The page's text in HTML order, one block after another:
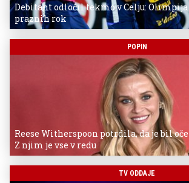
Debitant odločil tekmo v Celju: Olimpija
praznih rok
POPIN
Reese Witherspoon potrdila, da je bil
Z njim je vse v redu
TV ODDAJE